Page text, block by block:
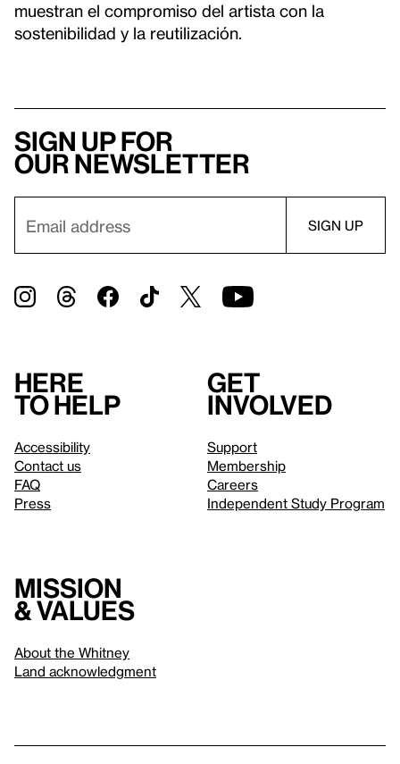
muestran el compromiso del artista con la
sostenibilidad y la reutilización.
Sign up for
our newsletter
Here
to help
Accessibility
Contact us
FAQ
Press
Get
involved
Support
Membership
Careers
Independent Study Program
Mission
& values
About the Whitney
Land acknowledgment